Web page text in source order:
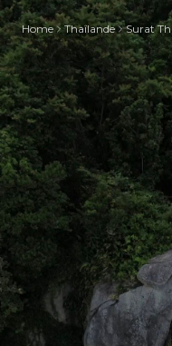
Home Thaïlande Surat